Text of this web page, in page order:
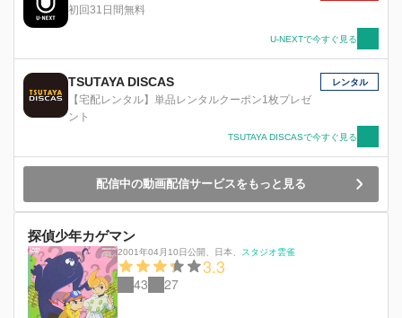
初回31日間無料
U-NEXTで今すぐ見る
TSUTAYA DISCAS
【宅配レンタル】単品レンタルクーポン1枚プレゼ
ント
レンタル
TSUTAYA DISCASで今すぐ見る
配信中の動画配信サービスをもっと見る
探偵少年カゲマン
2001年04月10日公開 日本 スタジオ雲雀
3.3
43 27